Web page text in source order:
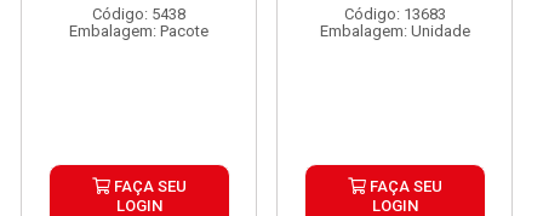
Código: 5438
Embalagem: Pacote
FAÇA SEU
LOGIN
Código: 13683
Embalagem: Unidade
FAÇA SEU
LOGIN